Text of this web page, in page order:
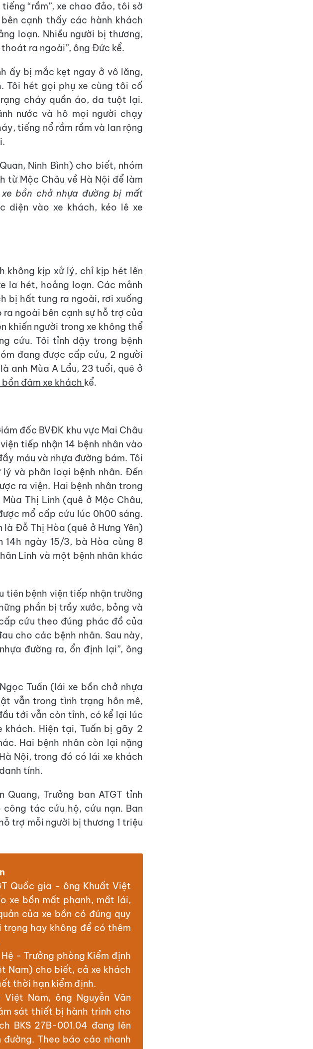
“rầm”, xe chao đảo, tôi sờ
cạnh thấy các hành khách
loạn. Nhiều người bị thương,
ra ngoài”, ông Đức kể.
ấy bị mắc kẹt ngay ở vô lăng,
Tôi hét gọi phụ xe cùng tôi cố
cháy quần áo, da tuột lại.
nước và hô mọi người chạy
tiếng nổ rầm rầm và lan rộng
Ninh Bình) cho biết, nhóm
từ Mộc Châu về Hà Nội để làm
xe bồn chở nhựa đường bị mất
diện vào xe khách, kéo lê xe
không kịp xử lý, chỉ kịp hét lên
la hét, hoảng loạn. Các mảnh
bị hất tung ra ngoài, rơi xuống
ngoài bên cạnh sự hỗ trợ của
khiến người trong xe không thể
cứu. Tôi tỉnh dậy trong bệnh
đang được cấp cứu, 2 người
anh Mùa A Lẩu, 23 tuổi, quê ở
bồn đâm xe khách kể.
đốc BVĐK khu vực Mai Châu
tiếp nhận 14 bệnh nhân vào
máu và nhựa đường bám. Tôi
và phân loại bệnh nhân. Đến
ra viện. Hai bệnh nhân trong
Thị Linh (quê ở Mộc Châu,
mổ cấp cứu lúc 0h00 sáng.
Đỗ Thị Hòa (quê ở Hưng Yên)
ngày 15/3, bà Hòa cùng 8
Linh và một bệnh nhân khác
tiên bệnh viện tiếp nhận trường
phần bị trầy xước, bỏng và
cứu theo đúng phác đồ của
cho các bệnh nhân. Sau này,
đường ra, ổn định lại”, ông
Tuấn (lái xe bồn chở nhựa
vẫn trong tình trạng hôn mê,
tới vẫn còn tỉnh, có kể lại lúc
Hiện tại, Tuấn bị gãy 2
Hai bệnh nhân còn lại nặng
Nội, trong đó có lái xe khách
tính.
Quang, Trưởng ban ATGT tỉnh
tác cứu hộ, cứu nạn. Ban
trợ mỗi người bị thương 1 triệu
Quốc gia - ông Khuất Việt
xe bồn mất phanh, mất lái,
của xe bồn có đúng quy
hay không để có thêm
- Trưởng phòng Kiểm định
Nam) cho biết, cả xe khách
thời hạn kiểm định.
Nam, ông Nguyễn Văn
sát thiết bị hành trình cho
BKS 27B-001.04 đang lên
Theo báo cáo nhanh